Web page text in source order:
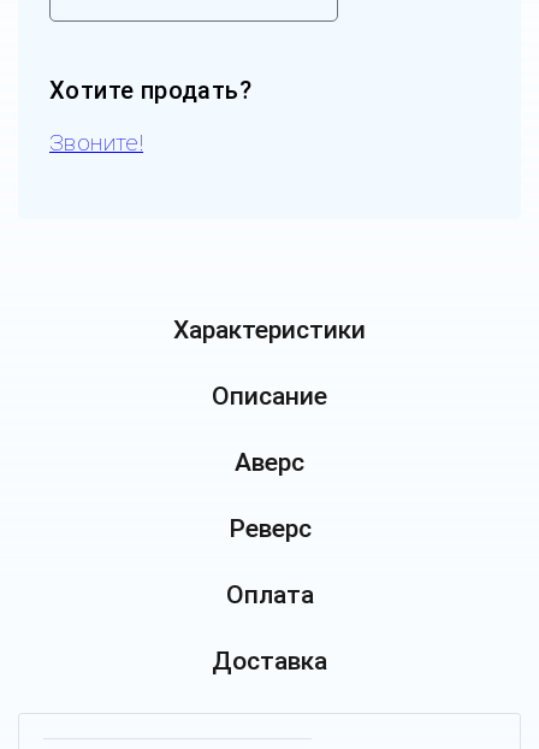
Хотите продать?
Звоните!
Характеристики
Описание
Аверс
Реверс
Оплата
Доставка